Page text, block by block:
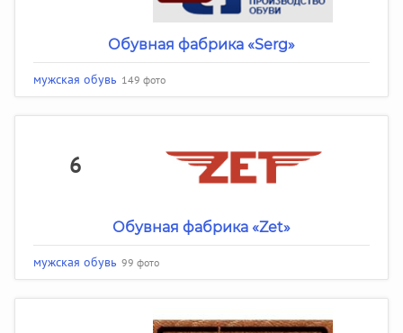
Обувная фабрика «Serg»
мужская обувь 149 фото
6
Обувная фабрика «Zet»
мужская обувь 99 фото